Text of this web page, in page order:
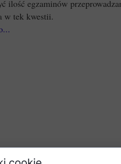
ilość egzaminów
w tek kwestii.